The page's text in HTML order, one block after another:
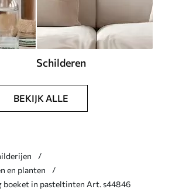
Schilderen
BEKIJK ALLE
en planten
boeket in pasteltinten Art. s44846